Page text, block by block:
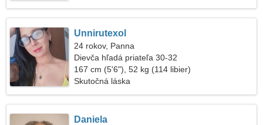
Unnirutexol
24 rokov, Panna
Dievča hľadá priateľa 30-32
167 cm (5'6"), 52 kg (114 libier)
Skutočná láska
Daniela